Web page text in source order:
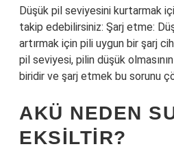
Düşük pil seviyesini kurtarmak
takip edebilirsiniz: Şarj etme:
artırmak için pili uygun bir şarj
pil seviyesi, pilin düşük
biridir ve şarj etmek bu sorunu
AKÜ NEDEN
EKSILTIR?